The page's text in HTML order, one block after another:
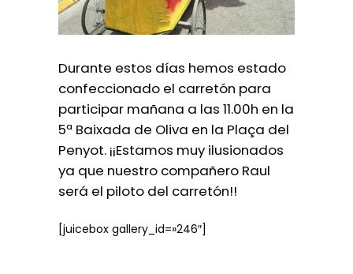
Durante estos días hemos estado
confeccionado el carretón para
participar mañana a las 11.00h en la
5ª Baixada de Oliva en la Plaça del
Penyot. ¡¡Estamos muy ilusionados
ya que nuestro compañero Raul
será el piloto del carretón!!
[juicebox gallery_id=»246″]